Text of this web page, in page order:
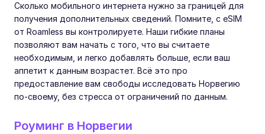
Сколько мобильного интернета нужно за границей для
получения дополнительных сведений. Помните, с eSIM
от Roamless вы контролируете. Наши гибкие планы
позволяют вам начать с того, что вы считаете
необходимым, и легко добавлять больше, если ваш
аппетит к данным возрастет. Всё это про
предоставление вам свободы исследовать Норвегию
по-своему, без стресса от ограничений по данным.
Роуминг в Норвегии